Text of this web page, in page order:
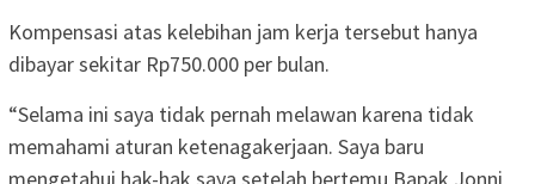
Kompensasi atas kelebihan jam kerja tersebut hanya
dibayar sekitar Rp750.000 per bulan.
“Selama ini saya tidak pernah melawan karena tidak
memahami aturan ketenagakerjaan. Saya baru